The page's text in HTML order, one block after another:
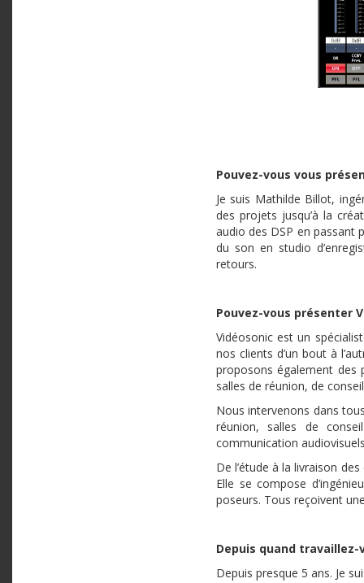
Pouvez-vous vous
Je suis Mathilde Billot,
des projets jusqu’à la
audio des DSP en passant
du son en studio
retours.
Pouvez-vous présenter
Vidéosonic est un
nos clients d’un bout à
proposons également des
salles de réunion, de
Nous intervenons dans
réunion, salles de
communication
De l’étude à la livraison
Elle se compose
poseurs. Tous reçoivent
Depuis quand travaillez-
Depuis presque 5 ans. Je